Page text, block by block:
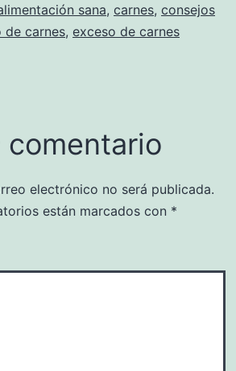
sana, carnes, consejos
de carnes, exceso de carnes
comentario
electrónico no será publicada.
están marcados con *